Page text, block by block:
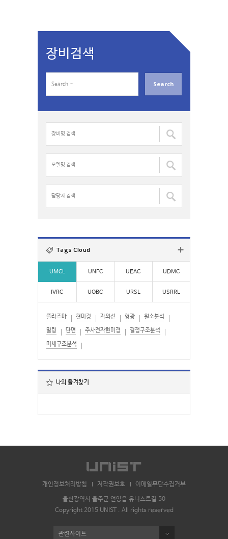
장비검색
a
명
색
:
델
명
:자
:
Tags Cloud
UMCL UNFC UEAC UDMC
IVRC UOBC URSL USRRL
플라즈마 현미경 자외선 형광 원소분석
밀링 단면 주사전자현미경 결정구조분석
미세구조분석
나의 즐겨찾기
개인정보처리방침 저작권보호 이메일무단수집거부
울산광역시 울주군 언양읍 유니스트길 50
Copyright 2015 UNIST . All rights reserved
관련사이트